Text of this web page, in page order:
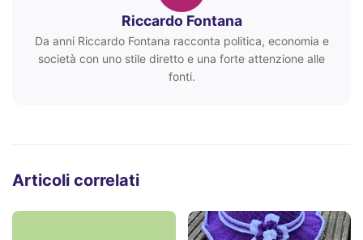
Riccardo Fontana
Da anni Riccardo Fontana racconta politica, economia e
società con uno stile diretto e una forte attenzione alle
fonti.
Articoli correlati